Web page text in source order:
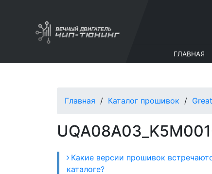
ГЛАВНАЯ
Главная Каталог прошивок
Какие версии прошивок
каталоге?